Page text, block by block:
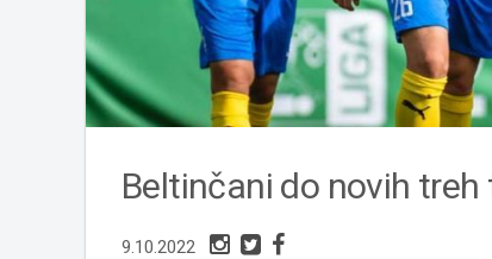
Beltinčani do novih
9.10.2022